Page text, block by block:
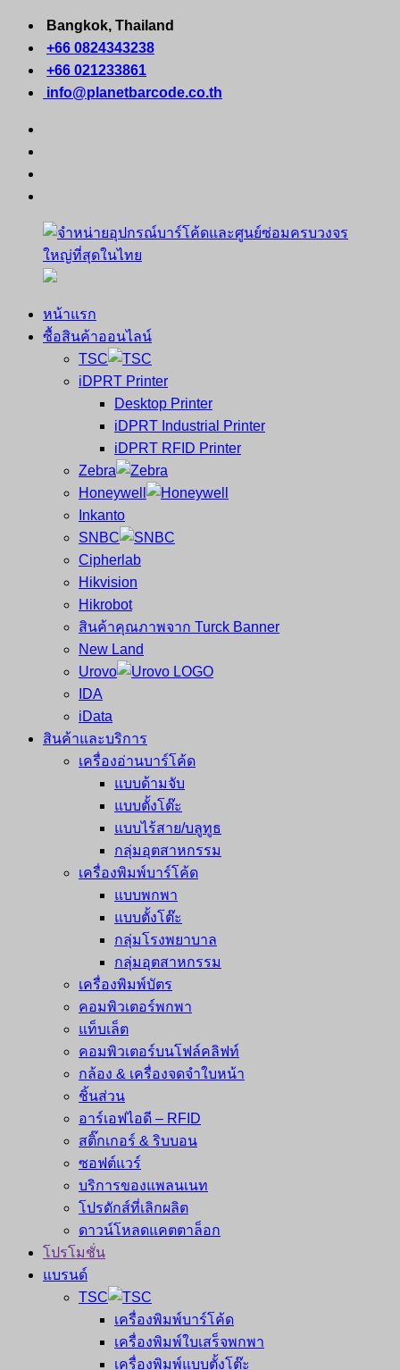
Skip
content
Bangkok, Thailand
+66 0824343238
+66 021233861
info@planetbarcode.co.th
จำหน่าย
คอมพิวเตอร์
หน้าแรก
ซื้อสินค้าออนไลน์
TSC
iDPRT Printer
Desktop Printer
iDPRT Industrial Printer
iDPRT RFID Printer
Zebra
Honeywell
Inkanto
SNBC
Cipherlab
Hikvision
Hikrobot
สินค้าคุณภาพจาก Turck Banner
New Land
Urovo
IDA
iData
สินค้าและบริการ
เครื่องอ่านบาร์โค้ด
แบบด้ามจับ
แบบตั้งโต๊ะ
แบบไร้สาย/บลูทูธ
กลุ่มอุตสาหกรรม
เครื่องพิมพ์บาร์โค้ด
แบบพกพา
แบบตั้งโต๊ะ
กลุ่มโรงพยาบาล
กลุ่มอุตสาหกรรม
เครื่องพิมพ์บัตร
คอมพิวเตอร์พกพา
แท็บเล็ต
คอมพิวเตอร์บนโฟล์คลิฟท์
กล้อง & เครื่องจดจำใบหน้า
ชิ้นส่วน
อาร์เอฟไอดี – RFID
สติ๊กเกอร์ & ริบบอน
ซอฟต์แวร์
บริการของแพลนเนท
โปรดักส์ที่เลิกผลิต
ดาวน์โหลดแคตตาล็อก
โปรโมชั่น
แบรนด์
TSC
เครื่องพิมพ์บาร์โค้ด
เครื่องพิมพ์ใบเสร็จพกพา
เครื่องพิมพ์แบบตั้งโต๊ะ